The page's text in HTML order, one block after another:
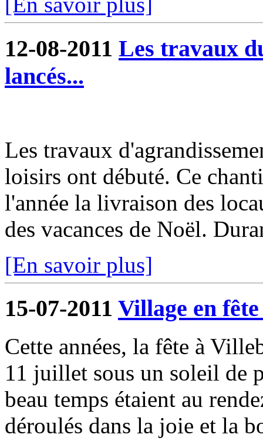
12-08-2011 Les travaux
lancés...
Les travaux
loisirs ont débuté. Ce
l'année la livraison des
des vacances de Noël.
[En savoir plus]
15-07-2011 Village en
Cette années, la fête à
11 juillet sous un soleil de
beau temps étaient au
déroulés dans la joie et la